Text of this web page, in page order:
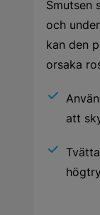
Smutsen
och
kan den
orsaka
att